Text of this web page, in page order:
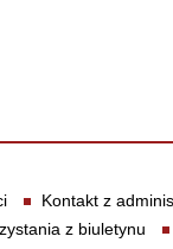
Kontakt z
z biuletynu